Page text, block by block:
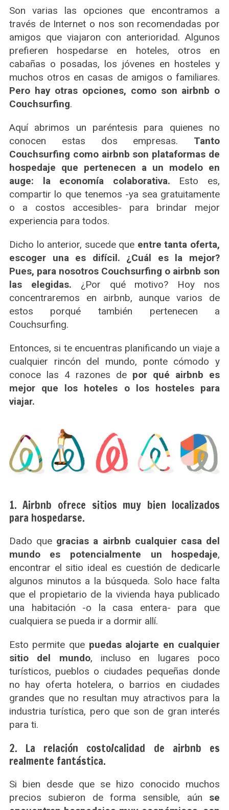
Son varias las opciones que encontramos a
través de Internet o nos son recomendadas por
amigos que viajaron con anterioridad. Algunos
prefieren hospedarse en hoteles, otros en
cabañas o posadas, los jóvenes en hosteles y
muchos otros en casas de amigos o familiares.
Pero hay otras opciones, como son airbnb o
Couchsurfing.
Aquí abrimos un paréntesis para quienes no
conocen estas dos empresas. Tanto
Couchsurfing como airbnb son plataformas de
hospedaje que pertenecen a un modelo en
auge: la economía colaborativa. Esto es,
compartir lo que tenemos -ya sea gratuitamente
o a costos accesibles- para brindar mejor
experiencia para todos.
Dicho lo anterior, sucede que entre tanta oferta,
escoger una es difícil. ¿Cuál es la mejor?
Pues, para nosotros Couchsurfing o airbnb son
las elegidas. ¿Por qué motivo? Hoy nos
concentraremos en airbnb, aunque varios de
estos porqué también pertenecen a
Couchsurfing.
Entonces, si te encuentras planificando un viaje a
cualquier rincón del mundo, ponte cómodo y
conoce las 4 razones de por qué airbnb es
mejor que los hoteles o los hosteles para
viajar.
1. Airbnb ofrece sitios muy bien localizados
para hospedarse.
Dado que gracias a airbnb cualquier casa del
mundo es potencialmente un hospedaje,
encontrar el sitio ideal es cuestión de dedicarle
algunos minutos a la búsqueda. Solo hace falta
que el propietario de la vivienda haya publicado
una habitación -o la casa entera- para que
cualquiera se pueda ir a dormir allí.
Esto permite que puedas alojarte en cualquier
sitio del mundo, incluso en lugares poco
turísticos, pueblos o ciudades pequeñas donde
no hay oferta hotelera, o barrios en ciudades
grandes que no resultan muy atractivos para la
industria turística, pero que son de gran interés
para ti.
2. La relación costo/calidad de airbnb es
realmente fantástica.
Si bien desde que se hizo conocido muchos
precios subieron de forma sensible, aún se